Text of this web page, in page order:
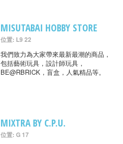
MISUTABAI HOBBY STORE
位置: L9 22
我們致力為大家帶來最新最潮的商品，
包括藝術玩具，設計師玩具，
BE@RBRICK，盲盒，人氣精品等。
MIXTRA BY C.P.U.
位置: G 17